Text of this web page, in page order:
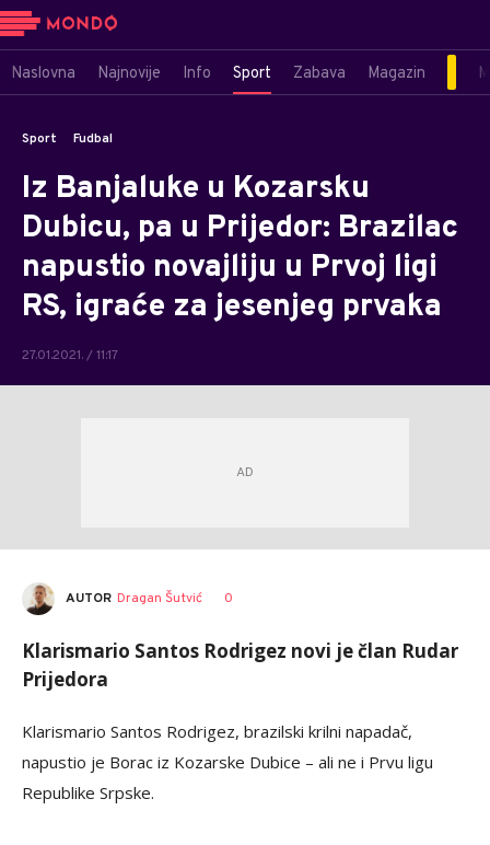
Naslovna Najnovije Info Sport Zabava Magazin
Sport Fudbal
Iz Banjaluke u Kozarsku
Dubicu, pa u Prijedor: Brazilac
napustio novajliju u Prvoj ligi
RS, igraće za jesenjeg prvaka
27.01.2021. / 11:17
AUTOR Dragan Šutvić 0
Klarismario Santos Rodrigez novi je član Rudar
Prijedora
Klarismario Santos Rodrigez, brazilski krilni napadač,
napustio je Borac iz Kozarske Dubice – ali ne i Prvu ligu
Republike Srpske.